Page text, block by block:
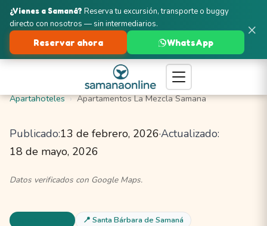
Turismo en Samaná
Santa Bárbara de Samaná
Apartahoteles
Apartamentos La Mezcla Samana
Publicado:13 de febrero, 2026·Actualizado:
18 de mayo, 2026
Datos verificados con Google Maps.
📍 Santa Bárbara de Samaná
×
¿Vienes a Samaná? Reserva tu excursión, transporte o buggy
directo con nosotros — sin intermediarios.
Reservar ahora WhatsApp